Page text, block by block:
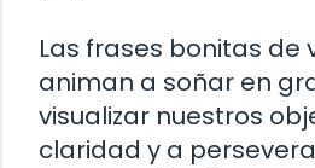
Las frases bonitas de
animan a soñar en
visualizar nuestros
claridad y a